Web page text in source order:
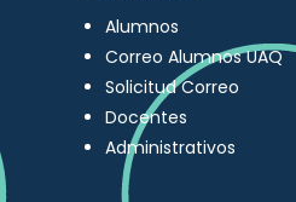
Alumnos
Correo Alumnos UAQ
Solicitud Correo
Docentes
Administrativos